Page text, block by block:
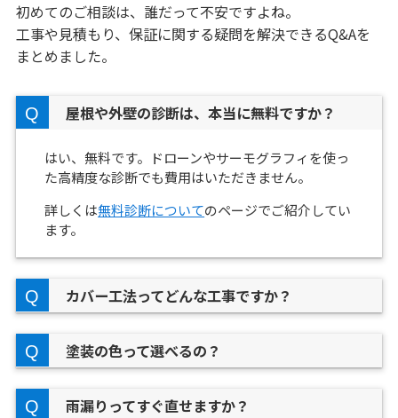
初めてのご相談は、誰だって不安ですよね。
工事や見積もり、保証に関する疑問を解決できるQ&Aを
まとめました。
屋根や外壁の診断は、本当に無料ですか？
はい、無料です。ドローンやサーモグラフィを使っ
た高精度な診断でも費用はいただきません。
詳しくは無料診断についてのページでご紹介してい
ます。
カバー工法ってどんな工事ですか？
塗装の色って選べるの？
雨漏りってすぐ直せますか？